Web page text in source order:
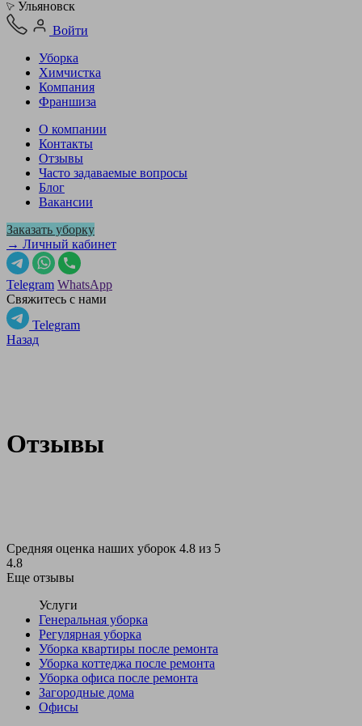
Ульяновск
Войти
Уборка
Химчистка
Компания
Франшиза
О компании
Контакты
Отзывы
Часто задаваемые вопросы
Блог
Вакансии
Заказать уборку
→ Личный кабинет
Telegram WhatsApp
Свяжитесь с нами
Telegram
Назад
Отзывы
Средняя оценка наших уборок 4.8 из 5
4.8
Еще отзывы
Услуги
Генеральная уборка
Регулярная уборка
Уборка квартиры после ремонта
Уборка коттеджа после ремонта
Уборка офиса после ремонта
Загородные дома
Офисы